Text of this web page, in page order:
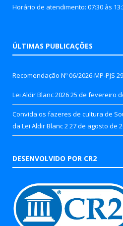
Horário de atendimento: 07:30 às
ÚLTIMAS PUBLICAÇÕES
Recomendação Nº 06/2026-MP-PJS
Lei Aldir Blanc 202625 de fevereiro
Convida os fazeres de cultura de
da Lei Aldir Blanc 2 27 de agosto de
DESENVOLVIDO POR CR2